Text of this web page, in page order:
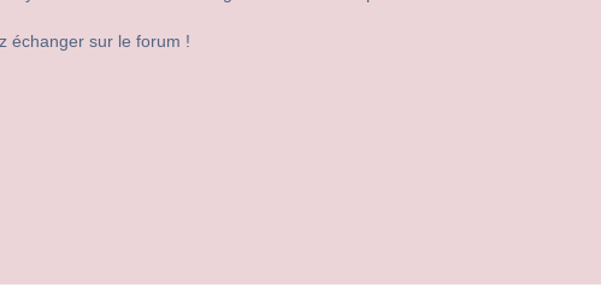
échanger sur le forum !